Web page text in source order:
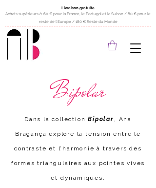
Livraison gratuite
Achats supérieurs à: 60 € pour la France, le Portugal et la Suisse / 80 € pour le
reste de l'Europe / 180 € Reste du Monde
Bipolar
Dans la collectionBipolar , Ana
Bragança explore la tension entre le
contraste et l’harmonie à travers des
formes triangulaires aux pointes vives
et dynamiques.